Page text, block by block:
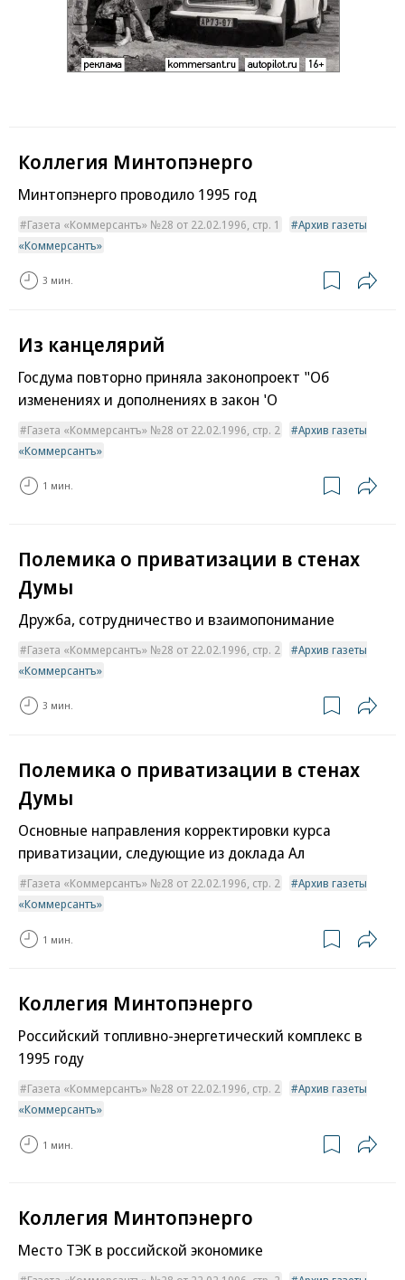
Коллегия Минтопэнерго
Минтопэнерго проводило 1995 год
Газета «Коммерсантъ» №28 от 22.02.1996, стр. 1
Архив газеты
«Коммерсантъ»
3 мин.
Из канцелярий
Госдума повторно приняла законопроект "Об
изменениях и дополнениях в закон 'О
Газета «Коммерсантъ» №28 от 22.02.1996, стр. 2
Архив газеты
«Коммерсантъ»
1 мин.
Полемика о приватизации в стенах
Думы
Дружба, сотрудничество и взаимопонимание
Газета «Коммерсантъ» №28 от 22.02.1996, стр. 2
Архив газеты
«Коммерсантъ»
3 мин.
Полемика о приватизации в стенах
Думы
Основные направления корректировки курса
приватизации, следующие из доклада Ал
Газета «Коммерсантъ» №28 от 22.02.1996, стр. 2
Архив газеты
«Коммерсантъ»
1 мин.
Коллегия Минтопэнерго
Российский топливно-энергетический комплекс в
1995 году
Газета «Коммерсантъ» №28 от 22.02.1996, стр. 2
Архив газеты
«Коммерсантъ»
1 мин.
Коллегия Минтопэнерго
Место ТЭК в российской экономике